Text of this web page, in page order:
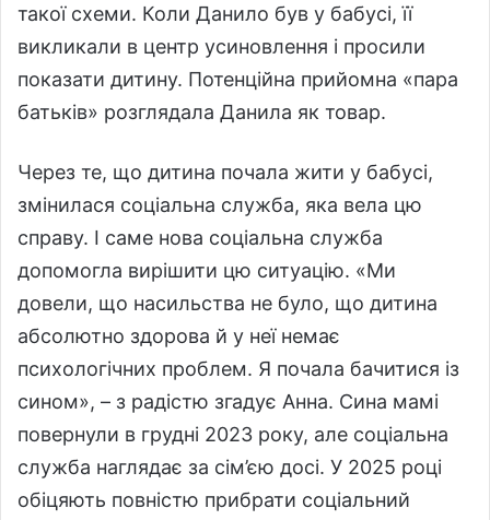
такої схеми. Коли Данило був у бабусі, її
викликали в центр усиновлення і просили
показати дитину. Потенційна прийомна «пара
батьків» розглядала Данила як товар.
Через те, що дитина почала жити у бабусі,
змінилася соціальна служба, яка вела цю
справу. І саме нова соціальна служба
допомогла вирішити цю ситуацію. «Ми
довели, що насильства не було, що дитина
абсолютно здорова й у неї немає
психологічних проблем. Я почала бачитися із
сином», – з радістю згадує Анна. Сина мамі
повернули в грудні 2023 року, але соціальна
служба наглядає за сім’єю досі. У 2025 році
обіцяють повністю прибрати соціальний